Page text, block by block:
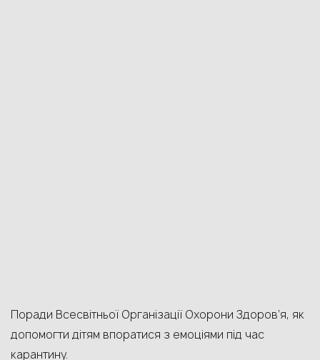
Поради Всесвітньої Організації Охорони Здоров’я, як
допомогти дітям впоратися з емоціями під час
карантину.